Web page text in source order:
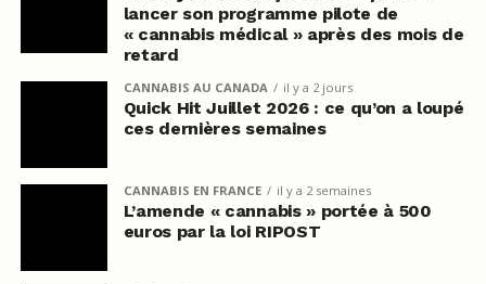
lancer son programme pilote de
« cannabis médical » après des mois de
retard
CANNABIS AU CANADA il y a 2 jours
Quick Hit Juillet 2026 : ce qu’on a loupé
ces dernières semaines
CANNABIS EN FRANCE il y a 2 semaines
L’amende « cannabis » portée à 500
euros par la loi RIPOST